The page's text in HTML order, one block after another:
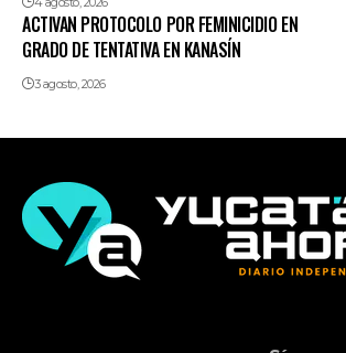
ACTIVAN PROTOCOLO POR FEMINICIDIO EN
GRADO DE TENTATIVA EN KANASÍN
3 agosto, 2026